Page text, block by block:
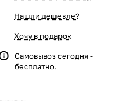
Нашли дешевле?
Хочу в подарок
Самовывоз сегодня -
бесплатно.